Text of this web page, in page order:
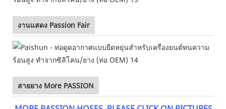
งานแสดง Passion Fair
สายยาง More PASSION